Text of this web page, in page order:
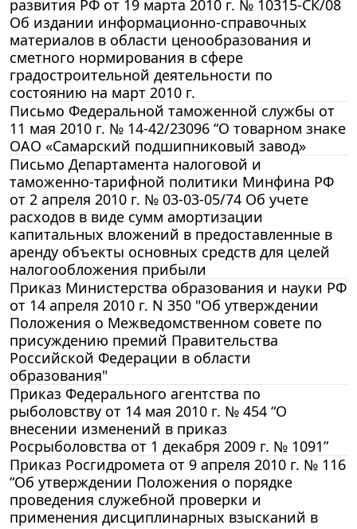
развития РФ от 19 марта 2010 г. № 10315-СК/08
Об издании информационно-справочных
материалов в области ценообразования и
сметного нормирования в сфере
градостроительной деятельности по
состоянию на март 2010 г.
Письмо Федеральной таможенной службы от
11 мая 2010 г. № 14-42/23096 “О товарном знаке
ОАО «Самарский подшипниковый завод»
Письмо Департамента налоговой и
таможенно-тарифной политики Минфина РФ
от 2 апреля 2010 г. № 03-03-05/74 Об учете
расходов в виде сумм амортизации
капитальных вложений в предоставленные в
аренду объекты основных средств для целей
налогообложения прибыли
Приказ Министерства образования и науки РФ
от 14 апреля 2010 г. N 350 "Об утверждении
Положения о Межведомственном совете по
присуждению премий Правительства
Российской Федерации в области
образования"
Приказ Федерального агентства по
рыболовству от 14 мая 2010 г. № 454 “О
внесении изменений в приказ
Росрыболовства от 1 декабря 2009 г. № 1091”
Приказ Росгидромета от 9 апреля 2010 г. № 116
“Об утверждении Положения о порядке
проведения служебной проверки и
применения дисциплинарных взысканий в